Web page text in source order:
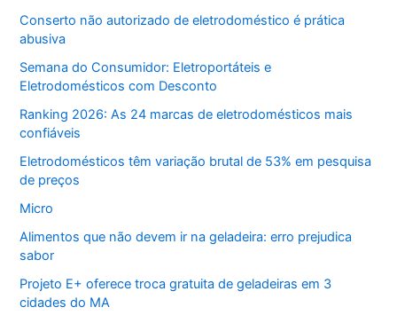
Conserto não autorizado de eletrodoméstico é prática
abusiva
Semana do Consumidor: Eletroportáteis e
Eletrodomésticos com Desconto
Ranking 2026: As 24 marcas de eletrodomésticos mais
confiáveis
Eletrodomésticos têm variação brutal de 53% em pesquisa
de preços
Micro
Alimentos que não devem ir na geladeira: erro prejudica
sabor
Projeto E+ oferece troca gratuita de geladeiras em 3
cidades do MA